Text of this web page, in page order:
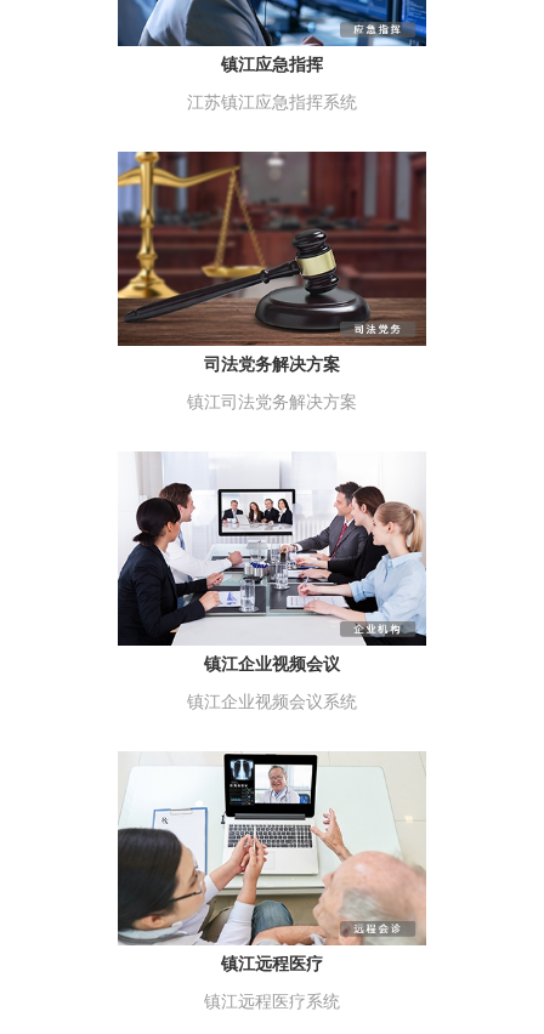
镇江应急指挥
江苏镇江应急指挥系统
司法党务解决方案
镇江司法党务解决方案
镇江企业视频会议
镇江企业视频会议系统
镇江远程医疗
镇江远程医疗系统